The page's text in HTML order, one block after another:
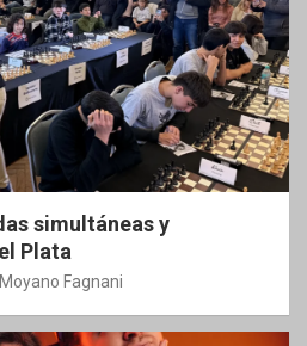
simultáneas y
Plata
Fagnani